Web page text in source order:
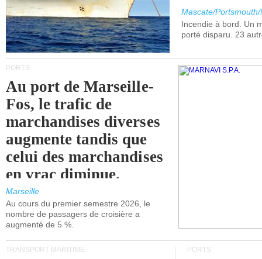
Mascate/
Incendie à bord. Un
porté disparu. 23
PORTS
Au port de Marseille-
Fos, le trafic de
marchandises diverses
augmente tandis que
celui des marchandises
en vrac diminue.
Marseille
Au cours du premier semestre 2026, le
nombre de passagers de croisière a
augmenté de 5 %.
TRANSPORT MARITIME PORTS